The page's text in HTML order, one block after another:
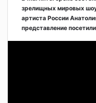
зрелищных мировых
артиста России
представление